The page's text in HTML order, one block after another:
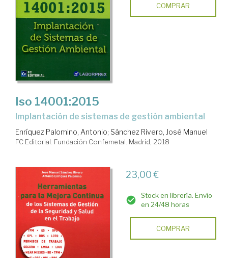
COMPRAR
Iso 14001:2015
implantación de sistemas de gestión ambiental
Enríquez Palomino, Antonio; Sánchez Rivero, José Manuel
FC Editorial. Fundación Confemetal. Madrid, 2018
23,00 €
Stock en librería. Envío
en 24/48 horas
COMPRAR